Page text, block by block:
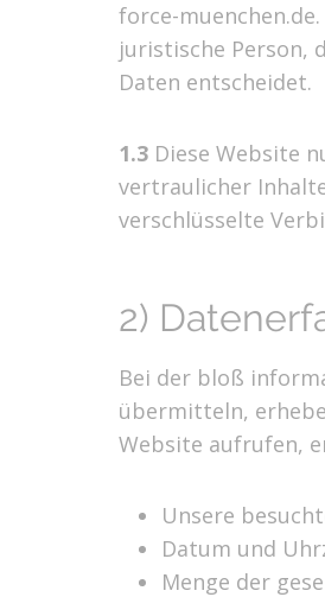
force-
juristische Person,
Daten entscheidet.
1.3 Diese Website
vertraulicher
verschlüsselte
2)
Bei der bloß
übermitteln,
Website aufrufen,
Unsere
Datum und
Menge der